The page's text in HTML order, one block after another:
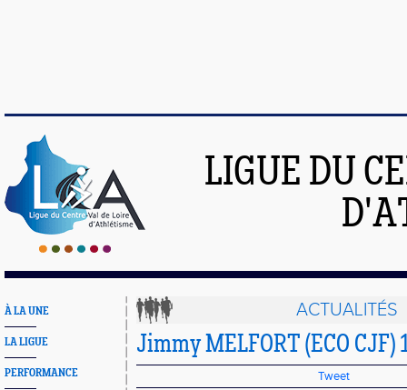
LIGUE DU
À LA UNE
LA LIGUE
PERFORMANCE
ACTUALITÉS
Jimmy MELFORT (ECO CJF)
Tweet